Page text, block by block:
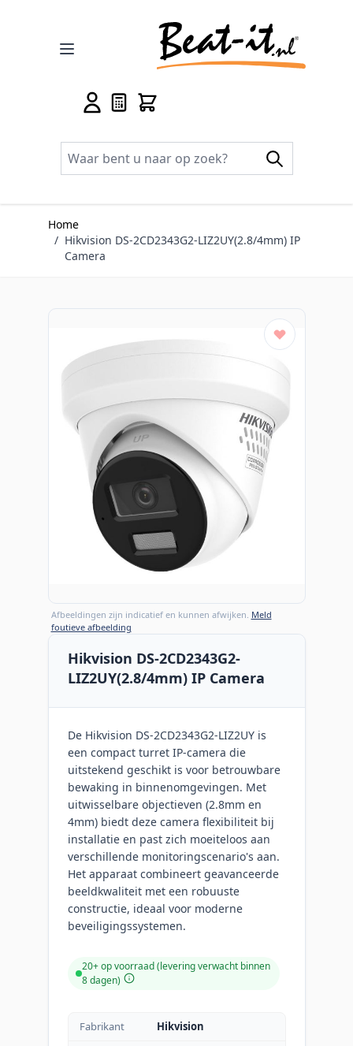
Home
/ Hikvision DS-2CD2343G2-LIZ2UY(2.8/4mm) IP
Camera
Afbeeldingen zijn indicatief en kunnen afwijken. Meld
foutieve afbeelding
Hikvision DS-2CD2343G2-
LIZ2UY(2.8/4mm) IP Camera
De Hikvision DS-2CD2343G2-LIZ2UY is
een compact turret IP-camera die
uitstekend geschikt is voor betrouwbare
bewaking in binnenomgevingen. Met
uitwisselbare objectieven (2.8mm en
4mm) biedt deze camera flexibiliteit bij
installatie en past zich moeiteloos aan
verschillende monitoringscenario's aan.
Het apparaat combineert geavanceerde
beeldkwaliteit met een robuuste
constructie, ideaal voor moderne
beveiligingssystemen.
20+ op voorraad (levering verwacht binnen
8 dagen)
Fabrikant Hikvision